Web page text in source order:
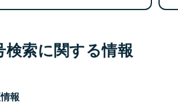
検索に関する情報
報